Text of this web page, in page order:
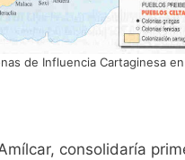
de Influencia Cartaginesa
consolidaría